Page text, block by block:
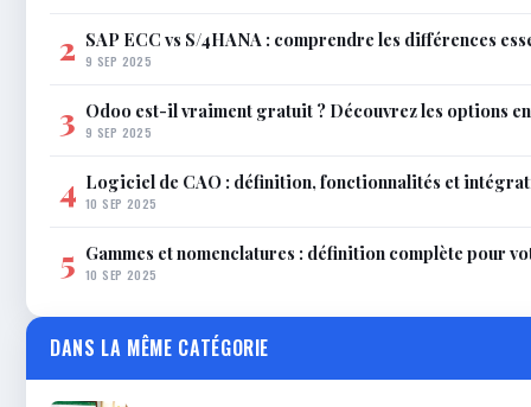
2 SAP ECC vs S/4HANA : comprendre les différences
9 SEP 2025
3 Odoo est-il vraiment gratuit ? Découvrez les options
9 SEP 2025
4 Logiciel de CAO : définition, fonctionnalités et
10 SEP 2025
5 Gammes et nomenclatures : définition complète pour
10 SEP 2025
DANS LA MÊME CATÉGORIE